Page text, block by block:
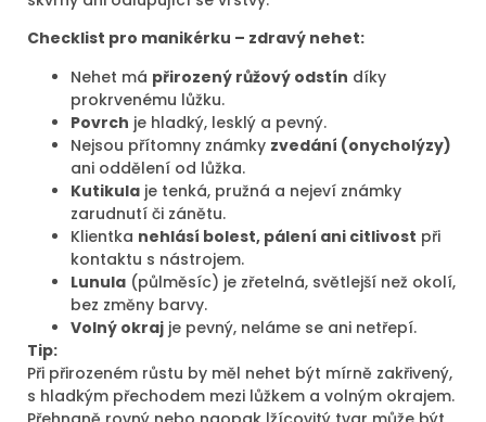
Checklist pro manikérku – zdravý nehet:
Nehet má přirozený růžový odstín díky
prokrvenému lůžku.
Povrch je hladký, lesklý a pevný.
Nejsou přítomny známky zvedání (onycholýzy)
ani oddělení od lůžka.
Kutikula je tenká, pružná a nejeví známky
zarudnutí či zánětu.
Klientka nehlásí bolest, pálení ani citlivost při
kontaktu s nástrojem.
Lunula (půlměsíc) je zřetelná, světlejší než okolí,
bez změny barvy.
Volný okraj je pevný, neláme se ani netřepí.
Tip:
Při přirozeném růstu by měl nehet být mírně zakřivený,
s hladkým přechodem mezi lůžkem a volným okrajem.